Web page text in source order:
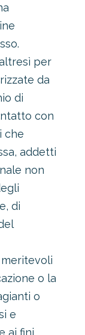
per
da
di
con
che
addetti
non
di
meritevoli
o la
o
e
ai fini